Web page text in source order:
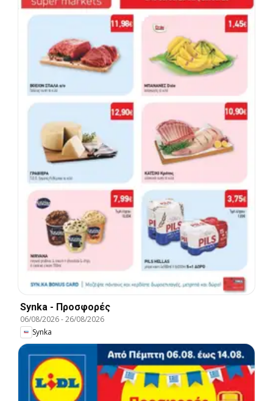
Synka - Προσφορές
06/08/2026-26/08/2026
Synka